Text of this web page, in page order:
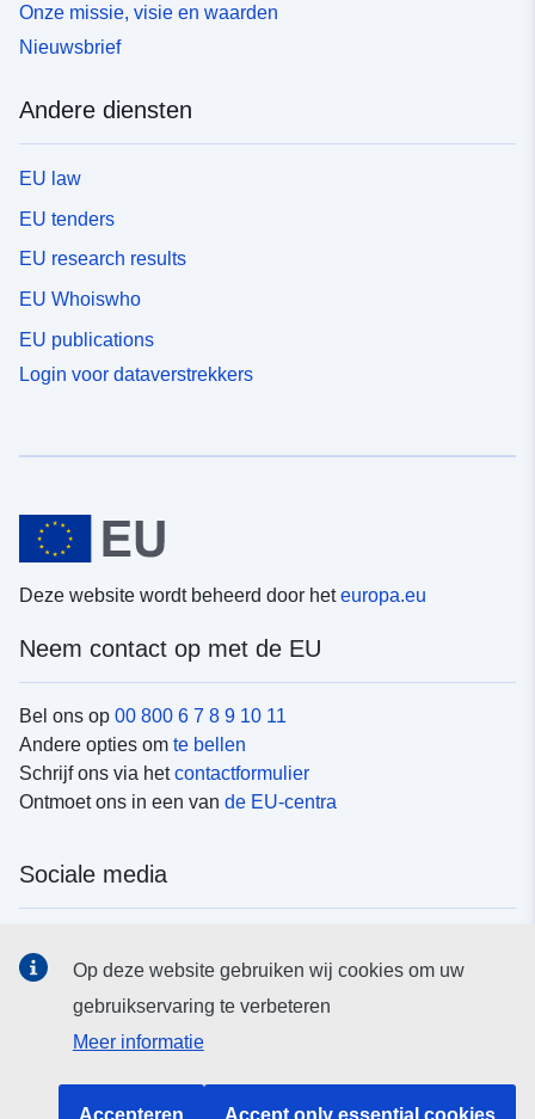
Onze missie, visie en waarden
Nieuwsbrief
Andere diensten
EU law
EU tenders
EU research results
EU Whoiswho
EU publications
Login voor dataverstrekkers
Deze website wordt beheerd door heteuropa.eu
Neem contact op met de EU
Bel ons op 00 800 6 7 8 9 10 11
Andere opties om te bellen
Schrijf ons via hetcontactformulier
Ontmoet ons in een van de EU-centra
Sociale media
EU-instellingen en -organen
Op deze website gebruiken wij cookies om uw
gebruikservaring te verbeteren
Meer informatie
Accepteren Accept only essential cookies